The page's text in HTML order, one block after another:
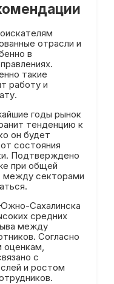
отрасли и
в
такие
работу и
годы рынок
тенденцию к
он будет
состояния
Подтверждено
при общей
между секторами
Сахалинска
средних
между
Согласно
оценкам,
с
и ростом